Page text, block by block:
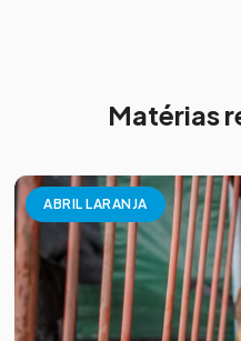
Matérias
ABRIL LARANJA